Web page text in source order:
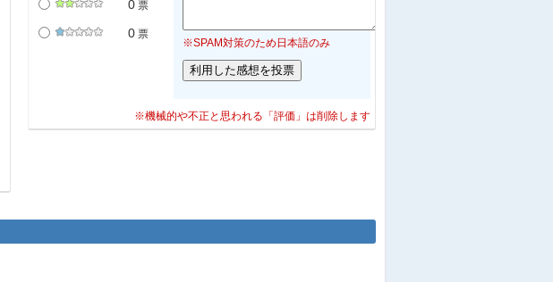
0 票
0 票
※SPAM対策のため日本語のみ
※機械的や不正と思われる「評価」は削除します